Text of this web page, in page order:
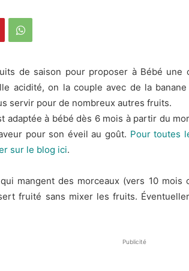
de saison pour proposer à Bébé une
acidité, on la couple avec de la
servir pour de nombreux autres fruits.
adaptée à bébé dès 6 mois à partir du
pour son éveil au goût. Pour toutes
sur le blog ici.
mangent des morceaux (vers 10
fruité sans mixer les fruits.
Publicité